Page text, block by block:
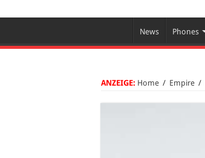
News Phones
ANZEIGE: Home / Empire /